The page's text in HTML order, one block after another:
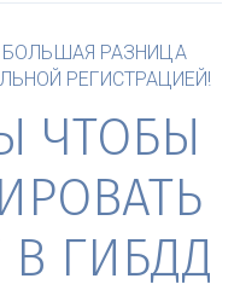
БОЛЬШАЯ РАЗНИЦА
РЕГИСТРАЦИЕЙ!
ЧТОБЫ
В ГИБДД